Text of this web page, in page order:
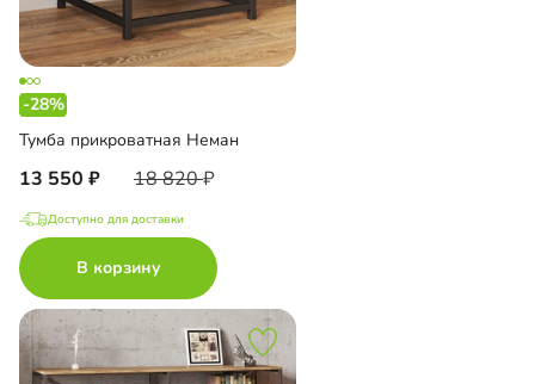
-28%
Тумба прикроватная Неман
13 550 18 820
Доступно для доставки
В корзину